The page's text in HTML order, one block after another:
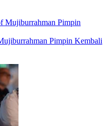
Pimpin Kembali